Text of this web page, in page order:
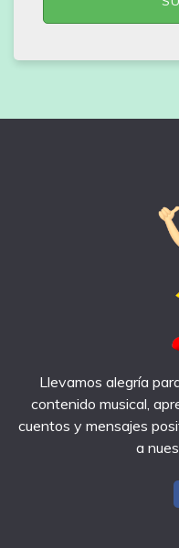
Llevamos alegría
contenido musical,
cuentos y mensajes
a